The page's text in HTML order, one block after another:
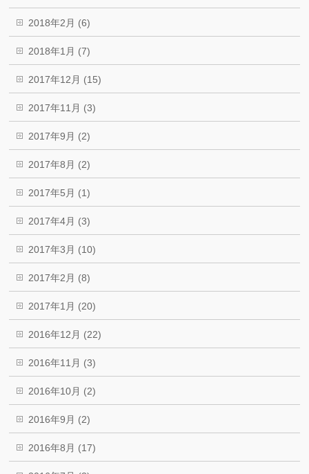
2018年2月 (6)
2018年1月 (7)
2017年12月 (15)
2017年11月 (3)
2017年9月 (2)
2017年8月 (2)
2017年5月 (1)
2017年4月 (3)
2017年3月 (10)
2017年2月 (8)
2017年1月 (20)
2016年12月 (22)
2016年11月 (3)
2016年10月 (2)
2016年9月 (2)
2016年8月 (17)